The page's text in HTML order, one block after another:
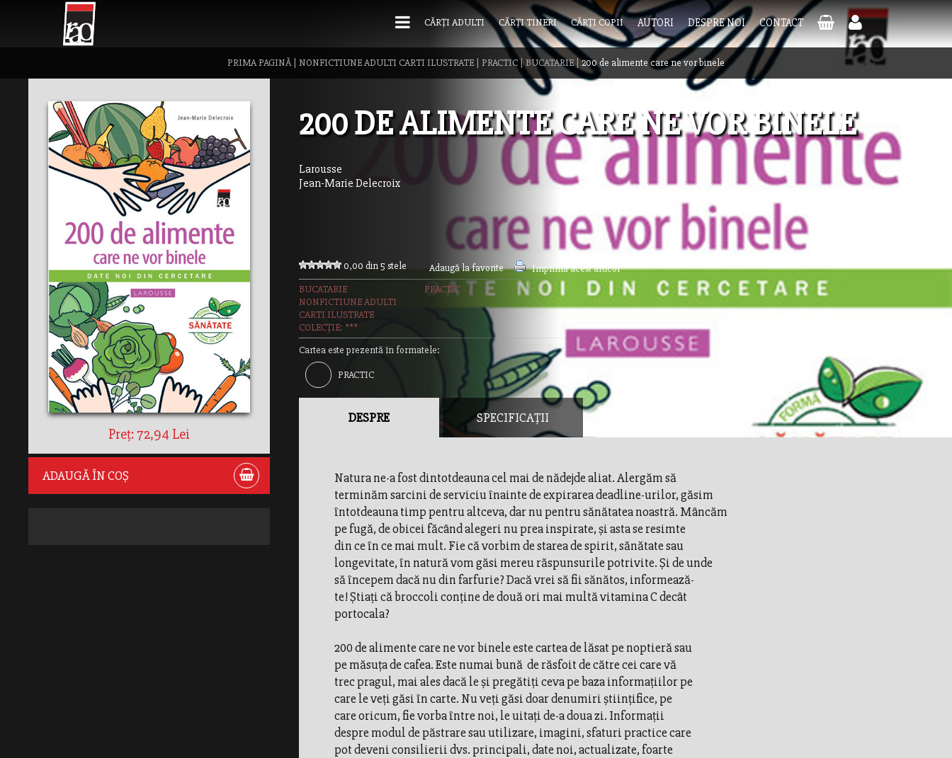
CĂRȚI ADULTI CĂRȚI TINERI CĂRȚI COPII AUTORI DESPRE NOI CONTACT
PRIMA PAGINĂ| NONFICTIUNE ADULTI CARTI ILUSTRATE PRACTIC|BUCATARIE|200 de alimente care ne vor binele
Preț: 72,94 Lei
ADAUGĂ ÎN COȘ
200 DE ALIMENTE CARE NE VOR BINELE
Larousse
Jean-Marie Delecroix
0,00 din 5 stele Adaugă la favorite
Imprimă acest articol
BUCATARIE
PRACTIC
NONFICTIUNE ADULTI
CARTI ILUSTRATE
COLECȚIE: ***
Cartea este prezentă în formatele:
PRACTIC
DESPRE SPECIFICAȚII
Natura ne-a fost dintotdeauna cel mai de nădejde aliat. Alergăm să
terminăm sarcini de serviciu înainte de expirarea deadline-urilor, găsim
întotdeauna timp pentru altceva, dar nu pentru sănătatea noastră. Mâncăm
pe fugă, de obicei făcând alegeri nu prea inspirate, și asta se resimte
din ce în ce mai mult. Fie că vorbim de starea de spirit, sănătate sau
longevitate, în natură vom găsi mereu răspunsurile potrivite. Și de unde
să începem dacă nu din farfurie? Dacă vrei să fii sănătos, informează-
te! Știați că broccoli conține de două ori mai multă vitamina C decât
portocala?
200 de alimente care ne vor binele este cartea de lăsat pe noptieră sau
pe măsuța de cafea. Este numai bună de răsfoit de către cei care vă
trec pragul, mai ales dacă le și pregătiți ceva pe baza informațiilor pe
care le veți găsi în carte. Nu veți găsi doar denumiri științifice, pe
care oricum, fie vorba între noi, le uitați de-a doua zi. Informații
despre modul de păstrare sau utilizare, imagini, sfaturi practice care
pot deveni consilierii dvs. principali, date noi, actualizate, foarte